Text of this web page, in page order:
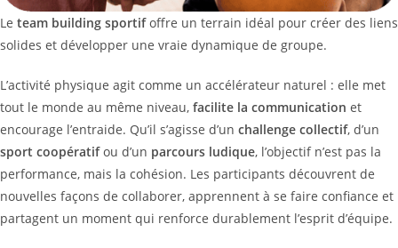
Le team building sportifoffre un terrain idéal pour créer des liens
solides et développer une vraie dynamique de groupe.
L’activité physique agit comme un accélérateur naturel : elle met
tout le monde au même niveau, facilite la communication et
encourage l’entraide. Qu’il s’agisse d’un challenge collectif, d’un
sport coopératifou d’un parcours ludique, l’objectif n’est pas la
performance, mais la cohésion. Les participants découvrent de
nouvelles façons de collaborer, apprennent à se faire confiance et
partagent un moment qui renforce durablement l’esprit d’équipe.